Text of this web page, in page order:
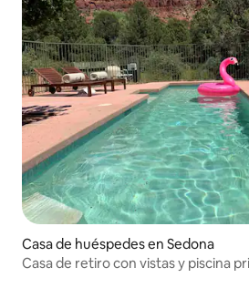
Casa de huéspedes en Sedona
Casa de retiro con vistas y piscina